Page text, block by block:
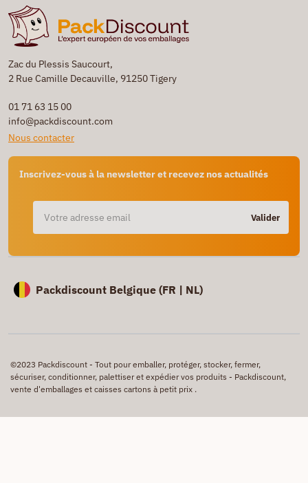
Zac du Plessis Saucourt,
2 Rue Camille Decauville, 91250 Tigery
01 71 63 15 00
info@packdiscount.com
Nous contacter
Inscrivez-vous à la newsletter et recevez nos actualités
Valider
Packdiscount Belgique (FR | NL)
©2023 Packdiscount - Tout pour emballer, protéger, stocker, fermer,
sécuriser, conditionner, palettiser et expédier vos produits - Packdiscount,
vente d'emballages et caisses cartons à petit prix .